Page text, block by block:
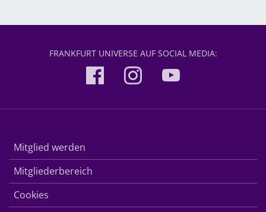
FRANKFURT UNIVERSE AUF SOCIAL MEDIA:
Mitglied werden
Mitgliederbereich
Cookies